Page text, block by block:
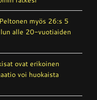
myös 26:s 5
alle 20-vuotiaiden
ovat erikoinen
voi huokaista